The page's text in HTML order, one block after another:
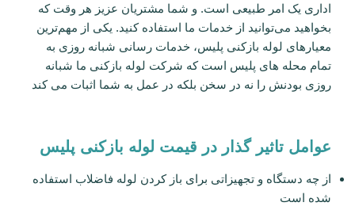
اداری یک امر طبیعی است. و شما مشتریان عزیز هر وقت که
بخواهید می‌توانید از خدمات ما استفاده کنید. یکی از مهم‌ترین
معیار‌های لوله بازکنی پلیس، خدمات رسانی شبانه روزی به
تمام محله های پلیس است که شرکت لوله بازکنی ما شبانه
روزی بودنش را نه در سخن بلکه در عمل به شما اثبات می کند
عوامل تاثیر گذار در قیمت لوله بازکنی پلیس
از چه دستگاه و تجهیزاتی برای باز کردن لوله فاضلاب استفاده
شده است